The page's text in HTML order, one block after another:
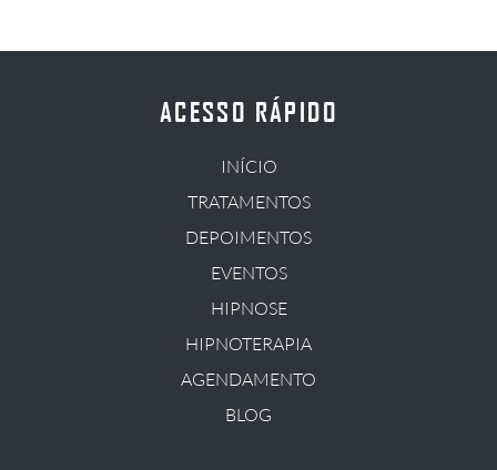
ACESSO RÁPIDO
INÍCIO
TRATAMENTOS
DEPOIMENTOS
EVENTOS
HIPNOSE
HIPNOTERAPIA
AGENDAMENTO
BLOG